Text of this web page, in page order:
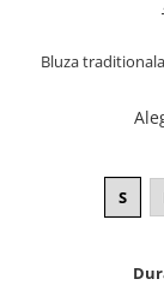
Bluza
S